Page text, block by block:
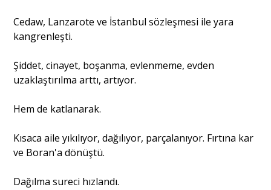
Cedaw, Lanzarote ve İstanbul sözleşmesi ile yara
kangrenleşti.
Şiddet, cinayet, boşanma, evlenmeme, evden
uzaklaştırılma arttı, artıyor.
Hem de katlanarak.
Kısaca aile yıkılıyor, dağılıyor, parçalanıyor. Fırtına kar
ve Boran'a dönüştü.
Dağılma sureci hızlandı.